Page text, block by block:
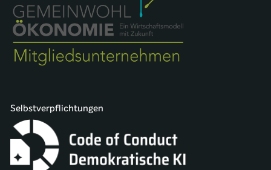
Selbstverpflichtungen